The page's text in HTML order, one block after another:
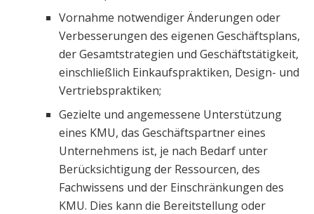
Vornahme notwendiger Änderungen oder
Verbesserungen des eigenen Geschäftsplans,
der Gesamtstrategien und Geschäftstätigkeit,
einschließlich Einkaufspraktiken, Design- und
Vertriebspraktiken;
Gezielte und angemessene Unterstützung
eines KMU, das Geschäftspartner eines
Unternehmens ist, je nach Bedarf unter
Berücksichtigung der Ressourcen, des
Fachwissens und der Einschränkungen des
KMU. Dies kann die Bereitstellung oder